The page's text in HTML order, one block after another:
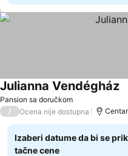
Pansion sa doručkom
Julianna Vendégház
/ Ocena nije dostupna
Izaberi datume da bi se
tačne cene